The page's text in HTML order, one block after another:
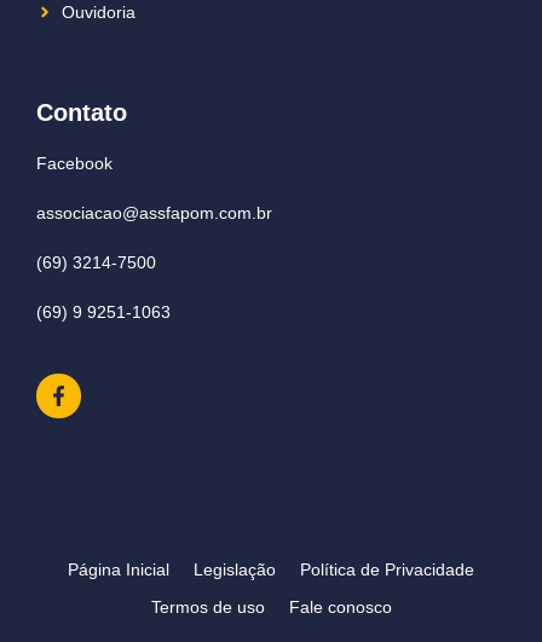
Ouvidoria
Contato
Facebook
associacao@assfapom.com.br
(69) 3214-7500
(69) 9 9251-1063
Página Inicial Legislação
Política de Privacidade
Termos de uso
Fale conosco